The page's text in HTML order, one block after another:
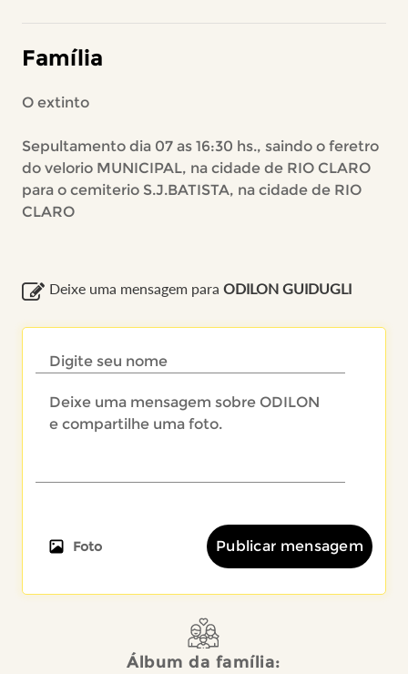
Família
O extinto
Sepultamento dia 07 as 16:30 hs., saindo o feretro
do velorio MUNICIPAL, na cidade de RIO CLARO
para o cemiterio S.J.BATISTA, na cidade de RIO
CLARO
Deixe uma mensagem para ODILON GUIDUGLI
Foto Publicar mensagem
Álbum da família: